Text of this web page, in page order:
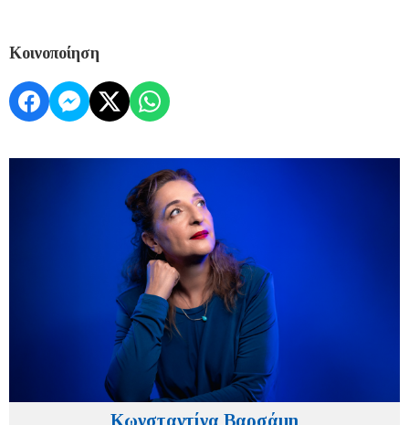
Κοινοποίηση
Κωνσταντίνα Βαρσάμη